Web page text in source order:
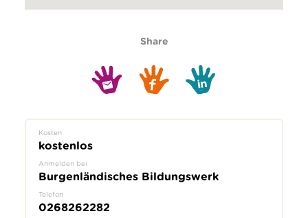
Share
Kosten
kostenlos
Anmelden bei
Burgenländisches Bildungswerk
Telefon
0268262282